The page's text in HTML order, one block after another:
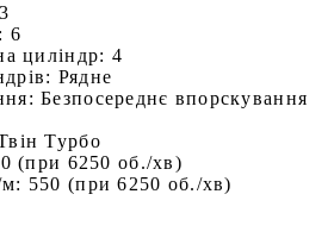
6
циліндр: 4
Рядне
Безпосереднє впорскування
Турбо
(при 6250 об./хв)
550 (при 6250 об./хв)